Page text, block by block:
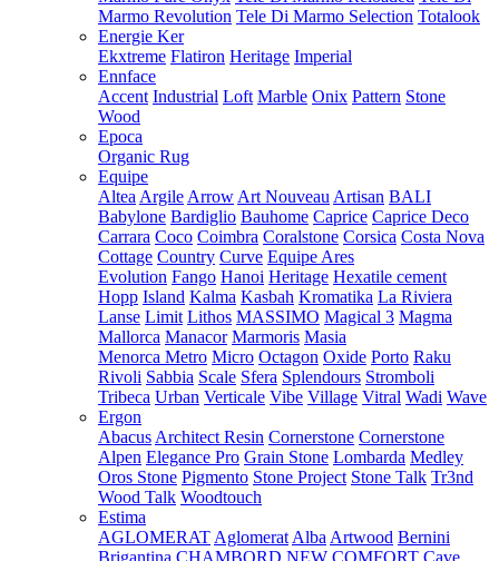
Marmo Revolution Tele Di Marmo Selection Totalook
Energie Ker
Ekxtreme Flatiron Heritage Imperial
Ennface
Accent Industrial Loft Marble Onix Pattern Stone
Wood
Epoca
Organic Rug
Equipe
Altea Argile Arrow Art Nouveau Artisan BALI
Babylone Bardiglio Bauhome Caprice Caprice Deco
Carrara Coco Coimbra Coralstone Corsica Costa Nova
Cottage Country Curve Equipe Ares
Evolution Fango Hanoi Heritage Hexatile cement
Hopp Island Kalma Kasbah Kromatika La Riviera
Lanse Limit Lithos MASSIMO Magical 3 Magma
Mallorca Manacor Marmoris Masia
Menorca Metro Micro Octagon Oxide Porto Raku
Rivoli Sabbia Scale Sfera Splendours Stromboli
Tribeca Urban Verticale Vibe Village Vitral Wadi Wave
Ergon
Abacus Architect Resin Cornerstone Cornerstone
Alpen Elegance Pro Grain Stone Lombarda Medley
Oros Stone Pigmento Stone Project Stone Talk Tr3nd
Wood Talk Woodtouch
Estima
AGLOMERAT Aglomerat Alba Artwood Bernini